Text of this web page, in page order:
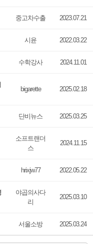
중고차수출 2023.07.21
시윤 2022.03.22
수학강사 2024.11.01
bigarette 2025.02.18
단비뉴스 2025.03.25
소프트랜더
스
2024.11.15
hrixjw77 2022.05.22
야곱의사다
리
2025.03.10
서울소방 2025.03.24